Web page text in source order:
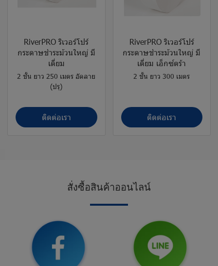
RiverPRO ริเวอร์โปร์
กระดาษชำระม้วนใหญ่ มี
เดี่ยม
2 ชั้น ยาว 250 เมตร อัดลาย
(ปรุ)
ติดต่อเรา
RiverPRO ริเวอร์โปร์
กระดาษชำระม้วนใหญ่ มี
เดี่ยม เอ็กซ์ตร้า
2 ชั้น ยาว 300 เมตร
ติดต่อเรา
สั่งซื้อสินค้าออนไลน์